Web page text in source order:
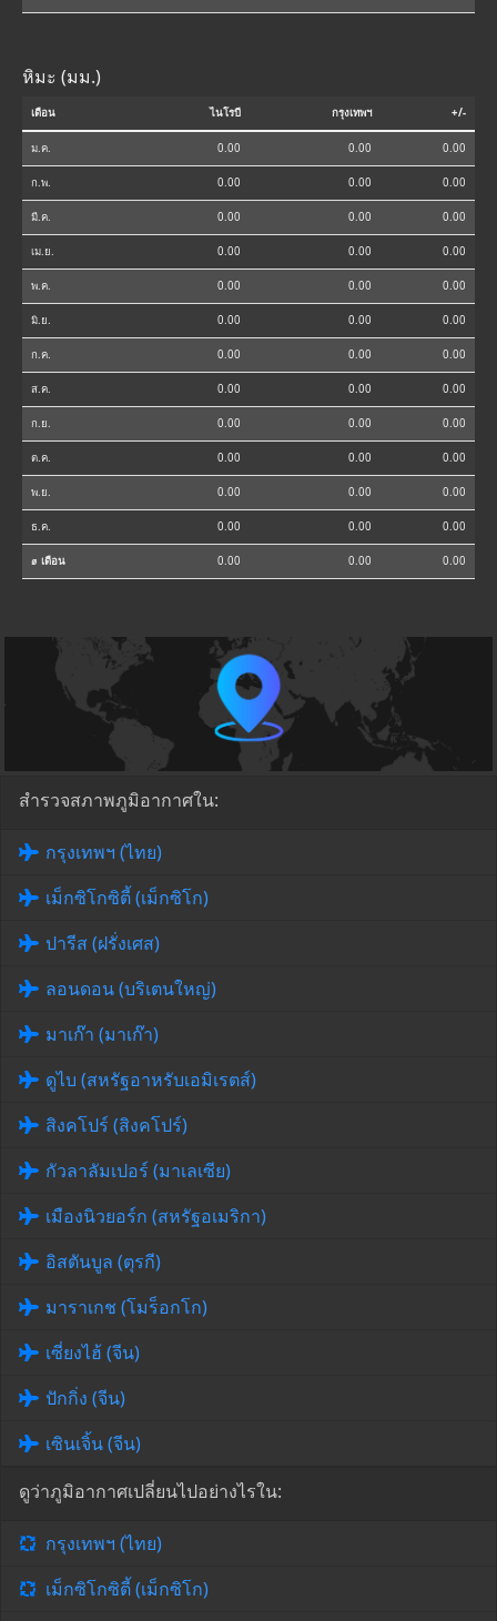
หิมะ (มม.)
เดือน ไนโรบี กรุงเทพฯ +/-
ม.ค. 0.00 0.00 0.00
ก.พ. 0.00 0.00 0.00
มี.ค. 0.00 0.00 0.00
เม.ย. 0.00 0.00 0.00
พ.ค. 0.00 0.00 0.00
มิ.ย. 0.00 0.00 0.00
ก.ค. 0.00 0.00 0.00
ส.ค. 0.00 0.00 0.00
ก.ย. 0.00 0.00 0.00
ต.ค. 0.00 0.00 0.00
พ.ย. 0.00 0.00 0.00
ธ.ค. 0.00 0.00 0.00
⌀ เดือน 0.00 0.00 0.00
สำรวจสภาพภูมิอากาศใน:
กรุงเทพฯ (ไทย)
เม็กซิโกซิตี้ (เม็กซิโก)
ปารีส (ฝรั่งเศส)
ลอนดอน (บริเตนใหญ่)
มาเก๊า (มาเก๊า)
ดูไบ (สหรัฐอาหรับเอมิเรตส์)
สิงคโปร์ (สิงคโปร์)
กัวลาลัมเปอร์ (มาเลเซีย)
เมืองนิวยอร์ก (สหรัฐอเมริกา)
อิสตันบูล (ตุรกี)
มาราเกช (โมร็อกโก)
เซี่ยงไฮ้ (จีน)
ปักกิ่ง (จีน)
เซินเจิ้น (จีน)
ดูว่าภูมิอากาศเปลี่ยนไปอย่างไรใน:
กรุงเทพฯ (ไทย)
เม็กซิโกซิตี้ (เม็กซิโก)